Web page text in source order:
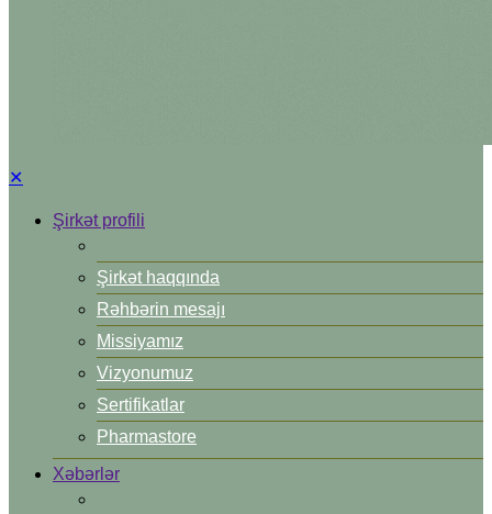
✕
Şirkət profili
Şirkət haqqında
Rəhbərin mesajı
Missiyamız
Vizyonumuz
Sertifikatlar
Pharmastore
Xəbərlər